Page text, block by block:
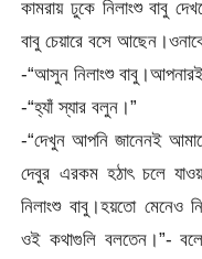
কামরায় ঢুকে নিলাংশু বাবু
বাবু চেয়ারে বসে
-“আসুন নিলাংশু
-“হ্যাঁ স্যার বলুন।”
-“দেখুন আপনি জানেনই
দেবুর এরকম হঠাৎ চলে
নিলাংশু বাবু।হয়তো মেনেও
ওই কথাগুলি বলতেন।”-